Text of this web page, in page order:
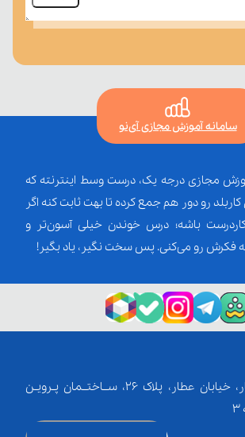
سامانه آموزش مجازی آی‌نو
مجازی درجه یک، درست وسط اینترنته که
رو دور هم جمع کرده تا بهت ثابت کنه اگر
باشه؛ درس خوندن خیلی آسون‌تر و
که فکرش رو می‌کنی. پس سخت نگیر، یاد بگیر!
تهران، میدان عطار، خیابان عطار، پلاک 26، ســاختــمان پـرویـن